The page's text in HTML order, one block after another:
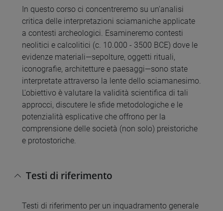
In questo corso ci concentreremo su un'analisi
critica delle interpretazioni sciamaniche applicate
a contesti archeologici. Esamineremo contesti
neolitici e calcolitici (c. 10.000 - 3500 BCE) dove le
evidenze materiali—sepolture, oggetti rituali,
iconografie, architetture e paesaggi—sono state
interpretate attraverso la lente dello sciamanesimo.
L'obiettivo è valutare la validità scientifica di tali
approcci, discutere le sfide metodologiche e le
potenzialità esplicative che offrono per la
comprensione delle società (non solo) preistoriche
e protostoriche.
Testi di riferimento
Testi di riferimento per un inquadramento generale